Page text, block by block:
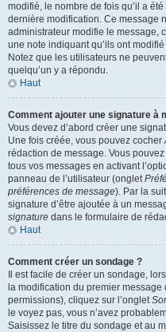
modifié, le nombre de fois qu’il a
dernière modification. Ce message
administrateur modifie le message,
une note indiquant qu’ils ont
Notez que les utilisateurs ne
quelqu’un y a répondu.
Haut
Comment ajouter une signature à
Vous devez d’abord créer une
Une fois créée, vous pouvez cocher
rédaction de message. Vous
tous vos messages en activant
panneau de l’utilisateur (onglet
préférences de message). Par la
signature d’être ajoutée à un
signature dans le formulaire de
Haut
Comment créer un sondage ?
Il est facile de créer un sondage,
la modification du premier message
permissions), cliquez sur l’onglet
le voyez pas, vous n’avez
Saisissez le titre du sondage et au